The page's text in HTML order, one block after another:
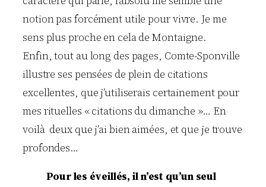
notion pas forcément utile pour vivre. Je me
sens plus proche en cela de Montaigne.
Enfin, tout au long des pages, Comte-Sponville
illustre ses pensées de plein de citations
excellentes, que j’utiliserais certainement pour
mes rituelles « citations du dimanche »… En
voilà deux que j’ai bien aimées, et que je trouve
profondes…
Pour les éveillés, il n’est qu’un seul